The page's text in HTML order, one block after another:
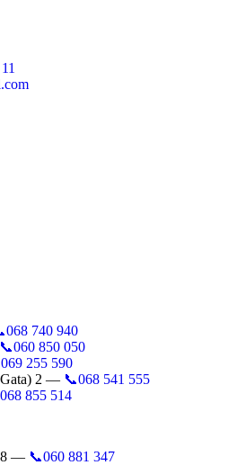
740 940
📞060 850 050
255 590
Gata) 2 — 📞068 541 555
855 514
— 📞060 881 347